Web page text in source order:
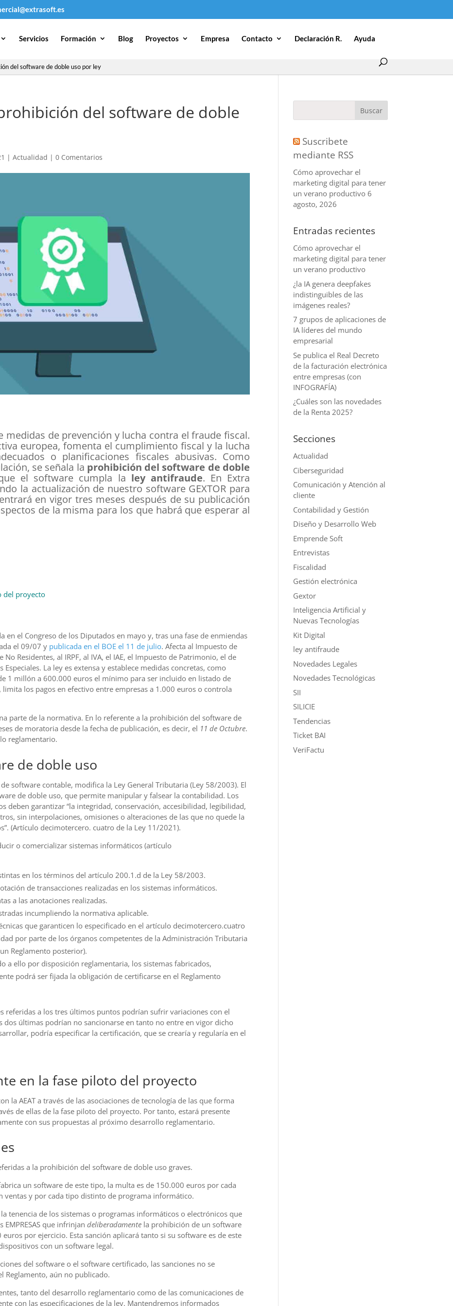
Servicios Formación Blog Proyectos Empresa Contacto Declaración R. Ayuda
del software de doble uso por ley
del software de doble
|Actualidad |0 Comentarios
medidas de prevención y lucha contra el fraude fiscal.
europea, fomenta el cumplimiento fiscal y la lucha
o planificaciones fiscales abusivas. Como
se señala la prohibición del software de doble
el software cumpla la ley antifraude. En Extra
la actualización de nuestro software GEXTOR para
en vigor tres meses después de su publicación
de la misma para los que habrá que esperar al
del proyecto
en el Congreso de los Diputados en mayo y, tras una fase de enmiendas
el 09/07 y publicada en el BOE el 11 de julio. Afecta al Impuesto de
Residentes, al IRPF, al IVA, el IAE, el Impuesto de Patrimonio, el de
La ley es extensa y establece medidas concretas, como
1 millón a 600.000 euros el mínimo para ser incluido en listado de
los pagos en efectivo entre empresas a 1.000 euros o controla
parte de la normativa. En lo referente a la prohibición del software de
de moratoria desde la fecha de publicación, es decir, el 11 de Octubre.
reglamentario.
de doble uso
software contable, modifica la Ley General Tributaria (Ley 58/2003). El
de doble uso, que permite manipular y falsear la contabilidad. Los
deben garantizar “la integridad, conservación, accesibilidad, legibilidad,
sin interpolaciones, omisiones o alteraciones de las que no quede la
(Artículo decimotercero. cuatro de la Ley 11/2021).
o comercializar sistemas informáticos (artículo
en los términos del artículo 200.1.d de la Ley 58/2003.
de transacciones realizadas en los sistemas informáticos.
a las anotaciones realizadas.
incumpliendo la normativa aplicable.
que garanticen lo especificado en el artículo decimotercero.cuatro
por parte de los órganos competentes de la Administración Tributaria
Reglamento posterior).
a ello por disposición reglamentaria, los sistemas fabricados,
podrá ser fijada la obligación de certificarse en el Reglamento
referidas a los tres últimos puntos podrían sufrir variaciones con el
dos últimas podrían no sancionarse en tanto no entre en vigor dicho
podría especificar la certificación, que se crearía y regularía en el
en la fase piloto del proyecto
la AEAT a través de las asociaciones de tecnología de las que forma
de ellas de la fase piloto del proyecto. Por tanto, estará presente
con sus propuestas al próximo desarrollo reglamentario.
a la prohibición del software de doble uso graves.
un software de este tipo, la multa es de 150.000 euros por cada
ventas y por cada tipo distinto de programa informático.
tenencia de los sistemas o programas informáticos o electrónicos que
EMPRESAS que infrinjandeliberadamente la prohibición de un software
por ejercicio. Esta sanción aplicará tanto si su software es de este
con un software legal.
del software o el software certificado, las sanciones no se
Reglamento, aún no publicado.
tanto del desarrollo reglamentario como de las comunicaciones de
con las especificaciones de la ley. Mantendremos informados
Suscribete
mediante RSS
Cómo aprovechar el
marketing digital para tener
un verano productivo 6
agosto, 2026
Entradas recientes
Cómo aprovechar el
marketing digital para tener
un verano productivo
¿la IA genera deepfakes
indistinguibles de las
imágenes reales?
7 grupos de aplicaciones de
IA líderes del mundo
empresarial
Se publica el Real Decreto
de la facturación electrónica
entre empresas (con
INFOGRAFÍA)
¿Cuáles son las novedades
de la Renta 2025?
Secciones
Actualidad
Ciberseguridad
Comunicación y Atención al
cliente
Contabilidad y Gestión
Diseño y Desarrollo Web
Emprende Soft
Entrevistas
Fiscalidad
Gestión electrónica
Gextor
Inteligencia Artificial y
Nuevas Tecnologías
Kit Digital
ley antifraude
Novedades Legales
Novedades Tecnológicas
SII
SILICIE
Tendencias
Ticket BAI
VeriFactu